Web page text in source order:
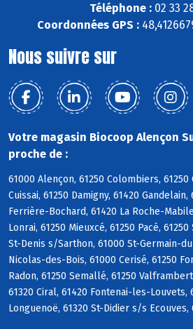
Téléphone : 02 33
Coordonnées GPS :
Nous suivre sur
Votre magasin Biocoop Alençon
proche de :
61000 Alençon, 61250 Colombiers,
Cuissai, 61250 Damigny, 61420
Ferrière-Bochard, 61420 La Roche-
Lonrai, 61250 Mieuxcé, 61250 Pacé,
St-Denis s/Sarthon, 61000 St-Germain-
Nicolas-des-Bois, 61000 Cerisé, 61250
Radon, 61250 Semallé, 61250
61320 Ciral, 61420 Fontenai-les-Louvets,
Longuenoë, 61320 St-Didier s/s